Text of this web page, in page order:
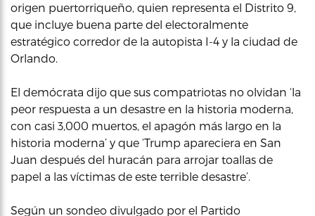
origen puertorriqueño, quien representa el Distrito 9,
que incluye buena parte del electoralmente
estratégico corredor de la autopista I-4 y la ciudad de
Orlando.
El demócrata dijo que sus compatriotas no olvidan ‘la
peor respuesta a un desastre en la historia moderna,
con casi 3,000 muertos, el apagón más largo en la
historia moderna’ y que ‘Trump apareciera en San
Juan después del huracán para arrojar toallas de
papel a las víctimas de este terrible desastre’.
Según un sondeo divulgado por el Partido